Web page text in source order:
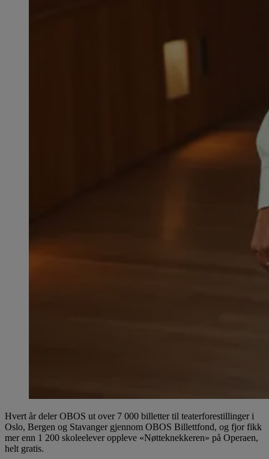
Hvert år deler OBOS ut over 7 000 billetter til teaterforestillinger i
Oslo, Bergen og Stavanger gjennom OBOS Billettfond, og fjor fikk
mer enn 1 200 skoleelever oppleve «Nøtteknekkeren» på Operaen,
helt gratis.